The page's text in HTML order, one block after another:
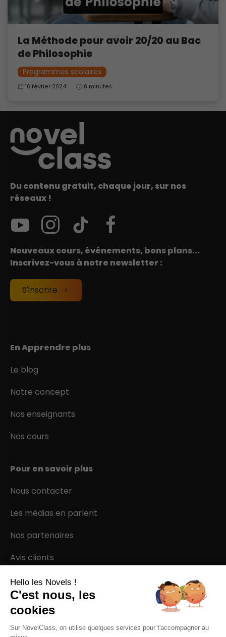
La Méthode pour avoir 20/20 au Bac
de Philosophie
Programmes scolaires
16 février 2024 6 minutes
Du contenu gratuit, chaque jour, sur nos
réseaux !
Nouveaux cours, événements, bons plans...
Inscrivez-vous à notre newsletter :
S'inscrire
En Apprendre plus
Le blog
Notre concept
Nos enseignants
Nos cours
Pour en savoir plus
Nous contacter
Les médias en parlent
Nos partenaires
Avis clients
Paiement sécurisé
Hello les Novels !
C'est nous, les
cookies
Sur NovelClass, on utilise quelques services pour t'accompagner au